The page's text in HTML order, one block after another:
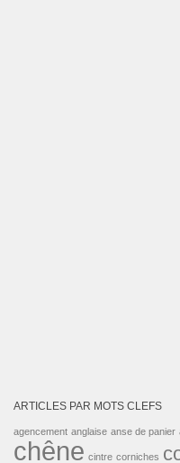
ARTICLES PAR MOTS CLEFS
agencement anglaise anse de panier
chêne cintre corniches